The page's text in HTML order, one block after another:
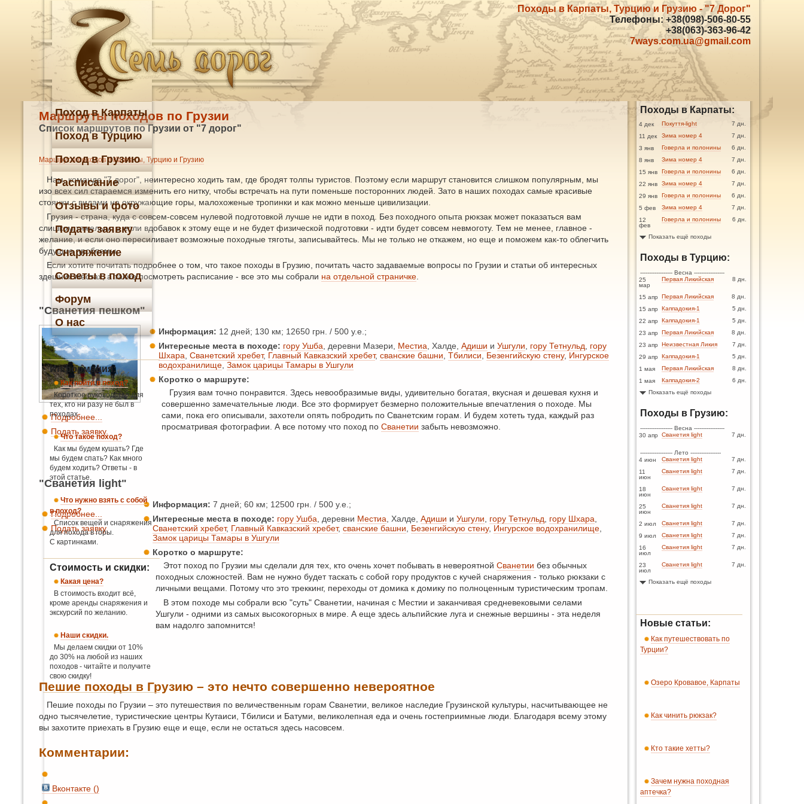
Походы в Карпаты, Турцию и Грузию - "7 Дорог"
Телефоны: +38(098)-506-80-55
+38(063)-363-96-42
7ways.com.ua@gmail.com
Маршруты походов по Грузии
Список маршрутов по Грузии от "7 дорог"
Маршруты походов в Карпаты, Турцию и Грузию
Нам, команде "7 дорог", неинтересно ходить там, где бродят толпы туристов. Поэтому если маршрут становится слишком популярным, мы
изо всех сил стараемся изменить его нитку, чтобы встречать на пути поменьше посторонних людей. Зато в наших походах самые красивые
стоянки с видами на окружающие горы, малохоженые тропинки и как можно меньше цивилизации.
Грузия - страна, куда с совсем-совсем нулевой подготовкой лучше не идти в поход. Без походного опыта рюкзак может показаться вам
слишком тяжелым, а если вдобавок к этому еще и не будет физической подготовки - идти будет совсем невмоготу. Тем не менее, главное -
желание, и если оно пересиливает возможные походные тяготы, записывайтесь. Мы не только не откажем, но еще и поможем как-то облегчить
будущие проблемы.
Если хотите почитать подробнее о том, что такое походы в Грузию, почитать часто задаваемые вопросы по Грузии и статьи об интересных
здешних местах, а также посмотреть расписание - все это мы собрали на отдельной страничке
"Сванетия пешком"
Подробнее...
Подать заявку.
Информация: 12 дней; 130 км; 12650 грн. / 500 у.е.;
Интересные места в походе: гору Ушба , деревни Мазери, Местиа , Халде, Адиши и Ушгули гору Тетнульд
гору
Шхара Сванетский хребет, Главный Кавказский хребет, сванские башни Тбилиси Безенгийскую стену, Ингурское
водохранилище Замок царицы Тамары в Ушгули
Коротко о маршруте:
Грузия вам точно понравится. Здесь невообразимые виды, удивительно богатая, вкусная и дешевая кухня и
совершенно замечательные люди. Все это формирует безмерно положительные впечатления о походе. Мы
сами, пока его описывали, захотели опять побродить по Сванетским горам. И будем хотеть туда, каждый раз
просматривая фотографии. А все потому что поход по Сванетии забыть невозможно.
"Сванетия light"
Подробнее...
Подать заявку.
Информация: 7 дней; 60 км; 12500 грн. / 500 у.е.;
Интересные места в походе: гору Ушба , деревни Местиа , Халде, Адиши и Ушгули гору Тетнульд гору Шхара
Сванетский хребет, Главный Кавказский хребет, сванские башни Безенгийскую стену, Ингурское водохранилище
Замок царицы Тамары в Ушгули
Коротко о маршруте:
Этот поход по Грузии мы сделали для тех, кто очень хочет побывать в невероятной Сванетии без обычных
походных сложностей. Вам не нужно будет таскать с собой гору продуктов с кучей снаряжения - только рюкзаки с
личными вещами. Потому что это треккинг, переходы от домика к домику по полноценным туристическим тропам.
В этом походе мы собрали всю "суть" Сванетии, начиная с Местии и заканчивая средневековыми селами
Ушгули - одними из самых высокогорных в мире. А еще здесь альпийские луга и снежные вершины - эта неделя
вам надолго запомнится!
Пешие походы в Грузию – это нечто совершенно невероятное
Пешие походы по Грузии – это путешествия по величественным горам Сванетии, великое наследие Грузинской культуры, насчитывающее не
одно тысячелетие, туристические центры Кутаиси, Тбилиси и Батуми, великолепная еда и очень гостеприимные люди. Благодаря всему этому
вы захотите приехать в Грузию еще и еще, если не остаться здесь насовсем.
Комментарии:
Вконтакте ()
Поход в Карпаты
Поход в Турцию
Поход в Грузию
Расписание
Отзывы и фото
Подать заявку
Снаряжение
Советы в поход
Форум
О нас
Информация:
Как пойти в поход?
Короткое руководство для
тех, кто ни разу не был в
походах.
Что такое поход?
Как мы будем кушать? Где
мы будем спать? Как много
будем ходить? Ответы - в
этой статье.
Что нужно взять с собой
в поход?
Список вещей и снаряжения
для похода в горы.
С картинками.
Стоимость и скидки:
Какая цена?
В стоимость входит всё,
кроме аренды снаряжения и
экскурсий по желанию.
Наши скидки.
Мы делаем скидки от 10%
до 30% на любой из наших
походов - читайте и получите
свою скидку!
Походы в Карпаты:
4 дек Покуття-light
7 дн.
11 дек
Зима номер 4
7 дн.
3 янв
Говерла и полонины
6 дн.
8 янв
Зима номер 4
7 дн.
15 янв
Говерла и полонины
6 дн.
22 янв
Зима номер 4
7 дн.
29 янв
Говерла и полонины
6 дн.
5 фев
Зима номер 4
7 дн.
12
фев
Говерла и полонины 6 дн.
Показать ещё походы
Походы в Турцию:
------------------ Весна -----------------
25
мар
Первая Ликийская 8 дн.
15 апр Первая Ликийская
8 дн.
15 апр
Каппадокия-1
5 дн.
22 апр
Каппадокия-1
5 дн.
23 апр
Первая Ликийская
8 дн.
23 апр
Неизвестная Ликия
7 дн.
29 апр
Каппадокия-1
5 дн.
1 мая
Первая Ликийская
8 дн.
1 мая
Каппадокия-2
6 дн.
Показать ещё походы
Походы в Грузию:
------------------ Весна -----------------
30 апр
Сванетия light 7 дн.
------------------ Лето -----------------
4 июн
Сванетия light
7 дн.
11
июн
Сванетия light 7 дн.
18
июн
Сванетия light 7 дн.
25
июн
Сванетия light 7 дн.
2 июл Сванетия light
7 дн.
9 июл
Сванетия light
7 дн.
16
июл
Сванетия light 7 дн.
23
июл
Сванетия light 7 дн.
Показать ещё походы
Новые статьи:
Как путешествовать по
Турции?
Озеро Кровавое, Карпаты
Как чинить рюкзак?
Кто такие хетты?
Зачем нужна походная
аптечка?